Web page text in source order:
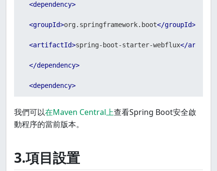
<dependency>
<groupId>org.springframework.boot</groupId>
<artifactId>spring-boot-starter-webflux</
</dependency>
<dependency>
<artifactId>spring-boot-starter-security
< dependency>
我們可以在Maven Central上查看Spring Boot安全啟
動程序的當前版本。
3.項目設置